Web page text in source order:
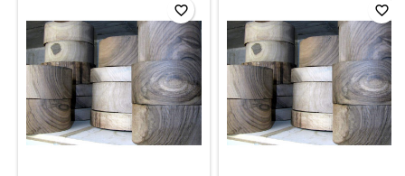
favorite_border favorite_border